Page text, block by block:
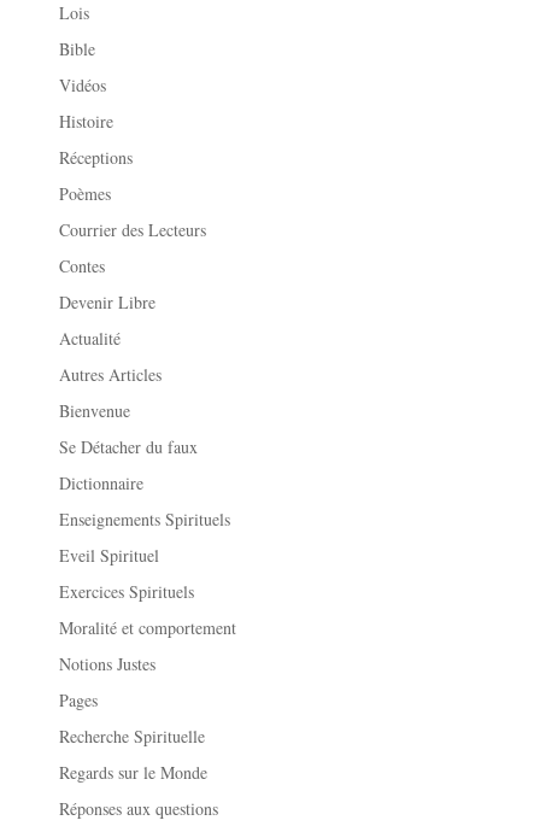
Lois
Bible
Vidéos
Histoire
Réceptions
Poèmes
Courrier des Lecteurs
Contes
Devenir Libre
Actualité
Autres Articles
Bienvenue
Se Détacher du faux
Dictionnaire
Enseignements Spirituels
Eveil Spirituel
Exercices Spirituels
Moralité et comportement
Notions Justes
Pages
Recherche Spirituelle
Regards sur le Monde
Réponses aux questions